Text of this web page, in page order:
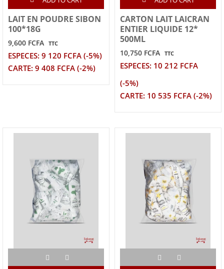
LAIT EN POUDRE SIBON
100*18G
9,600 FCFA TTC
ESPECES: 9 120 FCFA (-5%)
CARTE: 9 408 FCFA (-2%)
CARTON LAIT LAICRAN
ENTIER LIQUIDE 12*
500ML
10,750 FCFA TTC
ESPECES: 10 212 FCFA
(-5%)
CARTE: 10 535 FCFA (-2%)